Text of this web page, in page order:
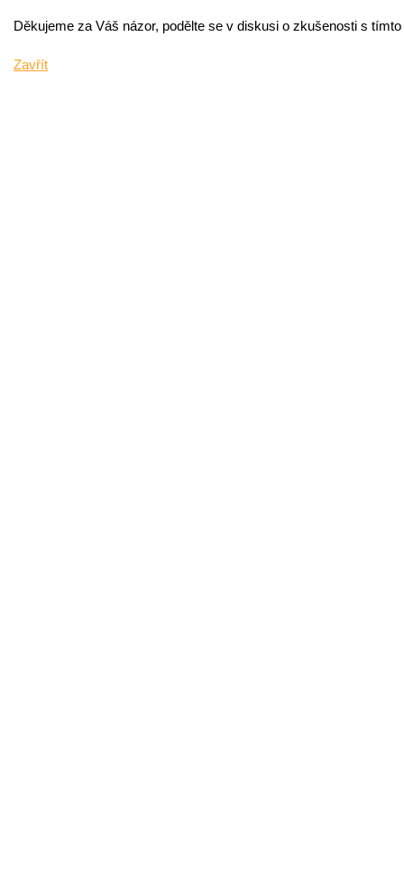
Děkujeme za Váš názor, podělte se v diskusi o zkušenosti s
Zavřít